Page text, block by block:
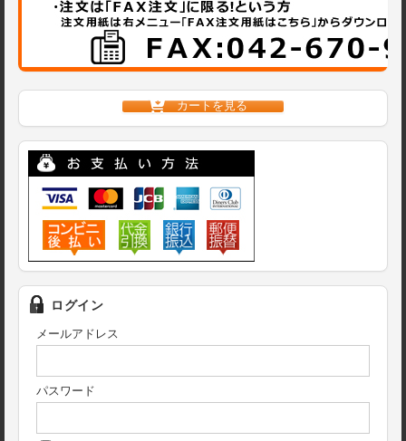
カートを見る
ログイン
メールアドレス
パスワード